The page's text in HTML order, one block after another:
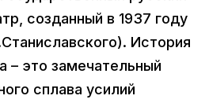
созданный в 1937 году
История
– это замечательный
сплава усилий